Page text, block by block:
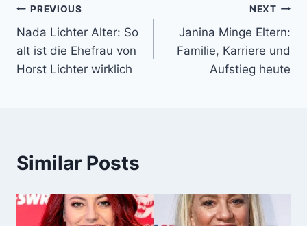
Post
navigation
PREVIOUS
Nada Lichter Alter: So
alt ist die Ehefrau von
Horst Lichter wirklich
NEXT
Janina Minge Eltern:
Familie, Karriere und
Aufstieg heute
Similar Posts